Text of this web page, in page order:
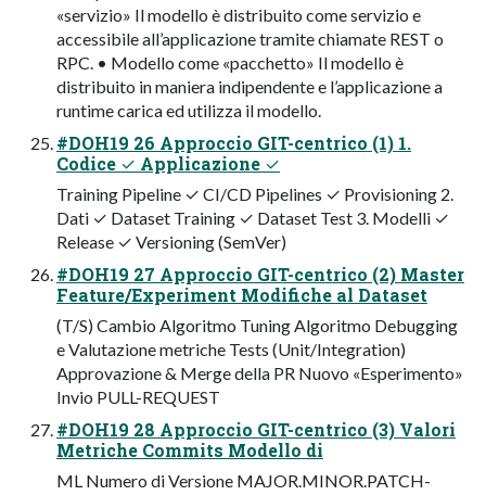
«servizio» Il modello è distribuito come servizio e
accessibile all’applicazione tramite chiamate REST o
RPC. • Modello come «pacchetto» Il modello è
distribuito in maniera indipendente e l’applicazione a
runtime carica ed utilizza il modello.
#DOH19 26 Approccio GIT-centrico (1) 1.
Codice ✓ Applicazione ✓
Training Pipeline ✓ CI/CD Pipelines ✓ Provisioning 2.
Dati ✓ Dataset Training ✓ Dataset Test 3. Modelli ✓
Release ✓ Versioning (SemVer)
#DOH19 27 Approccio GIT-centrico (2) Master
Feature/Experiment Modifiche al Dataset
(T/S) Cambio Algoritmo Tuning Algoritmo Debugging
e Valutazione metriche Tests (Unit/Integration)
Approvazione & Merge della PR Nuovo «Esperimento»
Invio PULL-REQUEST
#DOH19 28 Approccio GIT-centrico (3) Valori
Metriche Commits Modello di
ML Numero di Versione MAJOR.MINOR.PATCH-